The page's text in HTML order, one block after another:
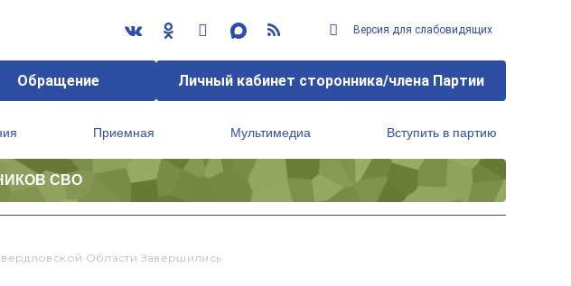
Версия для слабовидящих
Обращение Личный кабинет сторонника/члена Партии
Приемная Мультимедиа Вступить в партию
СВО
Области Завершились